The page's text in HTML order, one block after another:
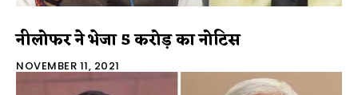
नीलोफर ने भेजा 5 करोड़ का नोटिस
NOVEMBER 11, 2021